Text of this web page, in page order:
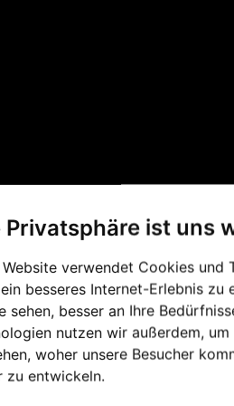
Privatsphäre ist uns
Website verwendet Cookies und
besseres Internet-Erlebnis zu
sehen, besser an Ihre
nutzen wir außerdem,
woher unsere Besucher
zu entwickeln.
FLÜGEL